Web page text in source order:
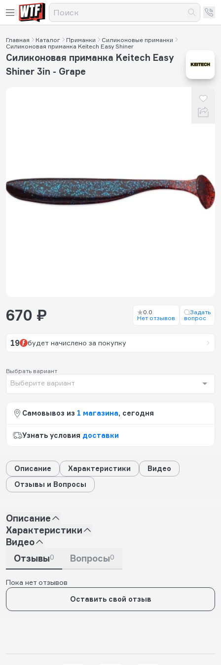
Главная Каталог Приманки
Силиконовые приманки
Силиконовая приманка Keitech Easy Shiner
Силиконовая приманка Keitech Easy
Shiner 3in - Grape
Выбрать вариант
Выберите вариант
670 ₽
0.0
Нет отзывов
Задать
вопрос
19 будет начислено за покупку
Самовывоз из 1 магазина, сегодня
Узнать условия доставки
Описание Характеристики
Видео
Отзывы и Вопросы
Описание
Характеристики
Видео
Отзывы0 Вопросы0
Пока нет отзывов
Оставить свой отзыв